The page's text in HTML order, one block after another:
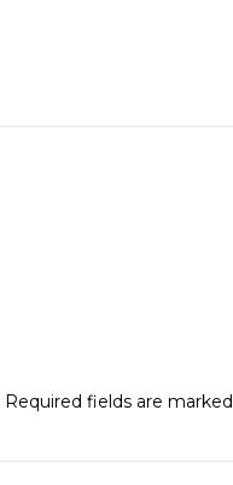
Required fields are marked